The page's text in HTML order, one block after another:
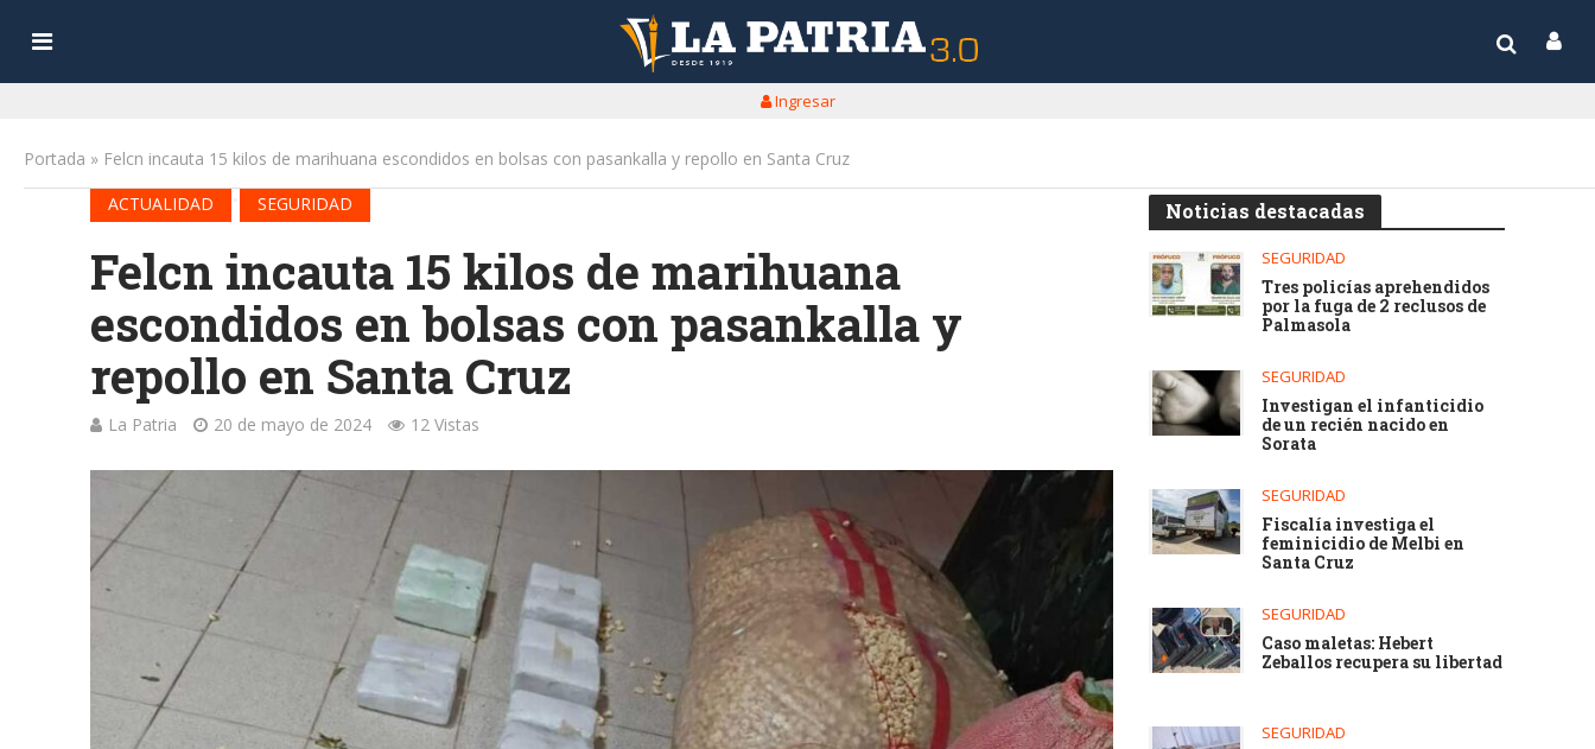
Ingresar
Portada » Felcn incauta 15 kilos de marihuana escondidos en bolsas con pasankalla y repollo en Santa Cruz
ACTUALIDAD
SEGURIDAD
Felcn incauta 15 kilos de marihuana
escondidos en bolsas con pasankalla y
repollo en Santa Cruz
La Patria 20 de mayo de 2024 12 Vistas
Noticias destacadas
SEGURIDAD
Tres policías aprehendidos
por la fuga de 2 reclusos de
Palmasola
SEGURIDAD
Investigan el infanticidio
de un recién nacido en
Sorata
SEGURIDAD
Fiscalía investiga el
feminicidio de Melbi en
Santa Cruz
SEGURIDAD
Caso maletas: Hebert
Zeballos recupera su libertad
SEGURIDAD